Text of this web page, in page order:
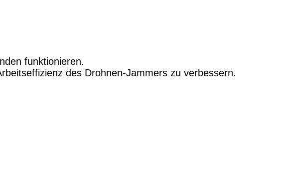
funktionieren.
des Drohnen-Jammers zu verbessern.